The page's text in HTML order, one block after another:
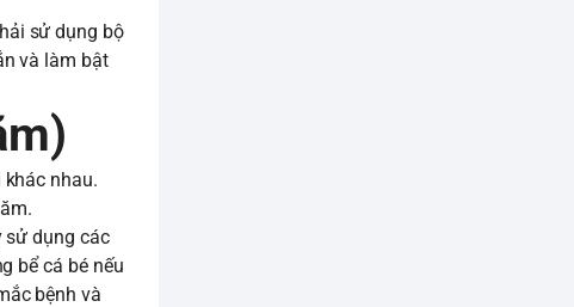
sử dụng bộ
và làm bật
nhau.
sử dụng các
bể cá bé nếu
bệnh và